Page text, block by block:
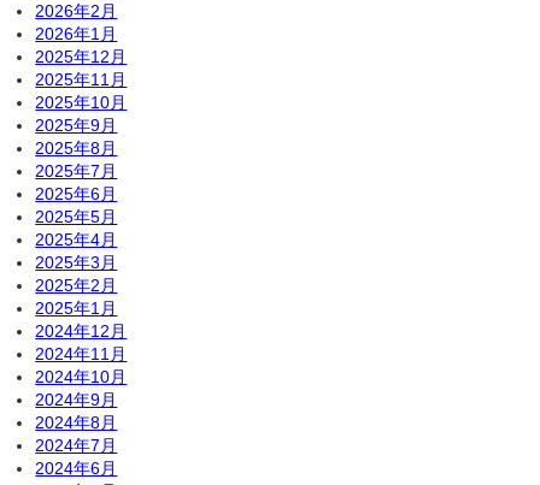
2026年2月
2026年1月
2025年12月
2025年11月
2025年10月
2025年9月
2025年8月
2025年7月
2025年6月
2025年5月
2025年4月
2025年3月
2025年2月
2025年1月
2024年12月
2024年11月
2024年10月
2024年9月
2024年8月
2024年7月
2024年6月